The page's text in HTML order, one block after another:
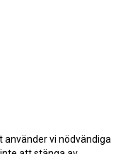
använder vi nödvändiga